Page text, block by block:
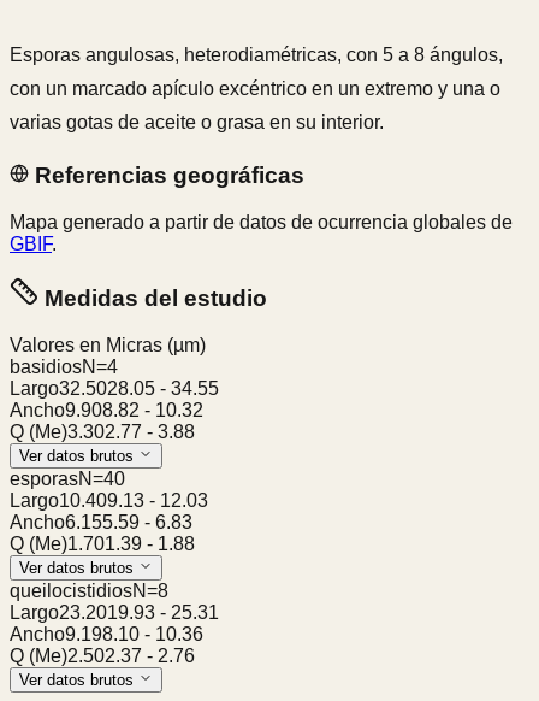
Esporas angulosas, heterodiamétricas, con 5 a 8 ángulos,
con un marcado apículo excéntrico en un extremo y una o
varias gotas de aceite o grasa en su interior.
Referencias geográficas
Mapa generado a partir de datos de ocurrencia globales de
GBIF.
Medidas del estudio
Valores en Micras (µm)
basidiosN=4
Largo32.5028.05 - 34.55
Ancho9.908.82 - 10.32
Q (Me)3.302.77 - 3.88
Ver datos brutos
esporasN=40
Largo10.409.13 - 12.03
Ancho6.155.59 - 6.83
Q (Me)1.701.39 - 1.88
Ver datos brutos
queilocistidiosN=8
Largo23.2019.93 - 25.31
Ancho9.198.10 - 10.36
Q (Me)2.502.37 - 2.76
Ver datos brutos